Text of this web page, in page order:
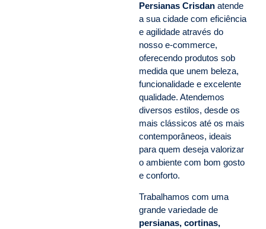
Persianas Crisdan atende
a sua cidade com eficiência
e agilidade através do
nosso e-commerce,
oferecendo produtos sob
medida que unem beleza,
funcionalidade e excelente
qualidade. Atendemos
diversos estilos, desde os
mais clássicos até os mais
contemporâneos, ideais
para quem deseja valorizar
o ambiente com bom gosto
e conforto.
Trabalhamos com uma
grande variedade de
persianas, cortinas,